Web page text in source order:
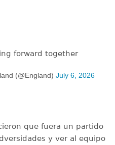
forward together
(@England) July 6, 2026
que fuera un partido
y ver al equipo